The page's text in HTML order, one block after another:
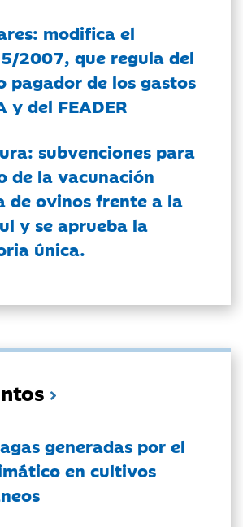
modifica el
2007, que regula del
pagador de los gastos
y del FEADER
subvenciones para
de la vacunación
de ovinos frente a la
y se aprueba la
única.
generadas por el
en cultivos